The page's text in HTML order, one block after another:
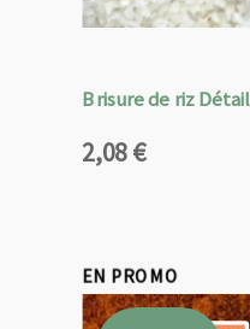
Brisure de riz Détail
2,08€
EN PROMO